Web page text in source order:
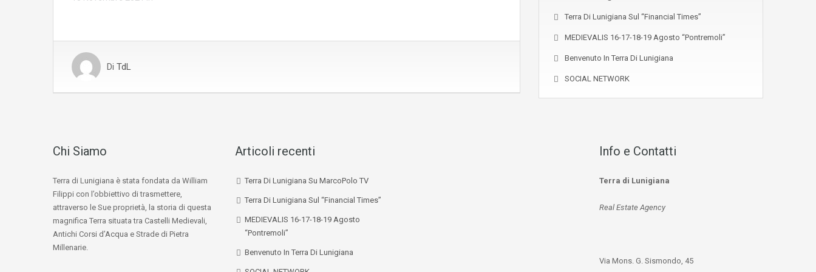
Di TdL
Terra Di Lunigiana Sul “Financial Times”
MEDIEVALIS 16-17-18-19 Agosto “Pontremoli”
Benvenuto In Terra Di Lunigiana
SOCIAL NETWORK
Chi Siamo
Terra di Lunigiana è stata fondata da William
Filippi con l’obbiettivo di trasmettere,
attraverso le Sue proprietà, la storia di questa
magnifica Terra situata tra Castelli Medievali,
Antichi Corsi d’Acqua e Strade di Pietra
Millenarie.
Articoli recenti
Terra Di Lunigiana Su MarcoPolo TV
Terra Di Lunigiana Sul “Financial Times”
MEDIEVALIS 16-17-18-19 Agosto
“Pontremoli”
Benvenuto In Terra Di Lunigiana
Info e Contatti
Terra di Lunigiana
Real Estate Agency
Via Mons. G. Sismondo, 45